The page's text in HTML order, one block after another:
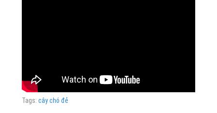
Tags: cây chó đẻ